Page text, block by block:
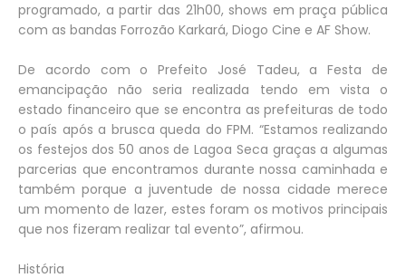
programado, a partir das 21h00, shows em praça pública
com as bandas Forrozão Karkará, Diogo Cine e AF Show.
De acordo com o Prefeito José Tadeu, a Festa de
emancipação não seria realizada tendo em vista o
estado financeiro que se encontra as prefeituras de todo
o país após a brusca queda do FPM. “Estamos realizando
os festejos dos 50 anos de Lagoa Seca graças a algumas
parcerias que encontramos durante nossa caminhada e
também porque a juventude de nossa cidade merece
um momento de lazer, estes foram os motivos principais
que nos fizeram realizar tal evento”, afirmou.
História